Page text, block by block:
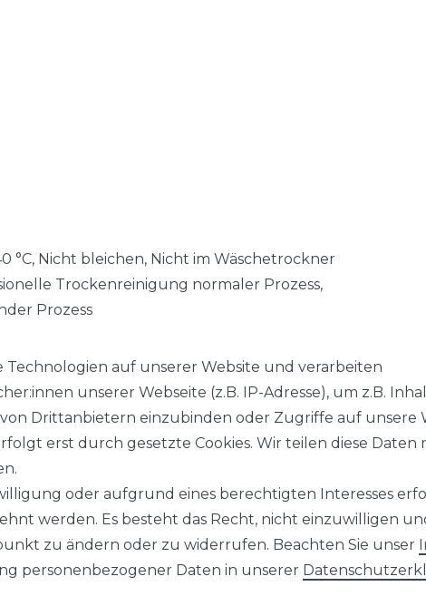
°C, Nicht bleichen, Nicht im Wäschetrockner
Trockenreinigung normaler Prozess,
Prozess
AGB Barrierefreiheitserklärung
auf unserer Website und verarbeiten
unserer Webseite (z.B. IP-Adresse), um z.B.
Drittanbietern einzubinden oder Zugriffe auf unsere
erst durch gesetzte Cookies. Wir teilen diese Daten
oder aufgrund eines berechtigten Interesses
werden. Es besteht das Recht, nicht einzuwilligen
zu ändern oder zu widerrufen. Beachten Sie unser
personenbezogener Daten in unserer